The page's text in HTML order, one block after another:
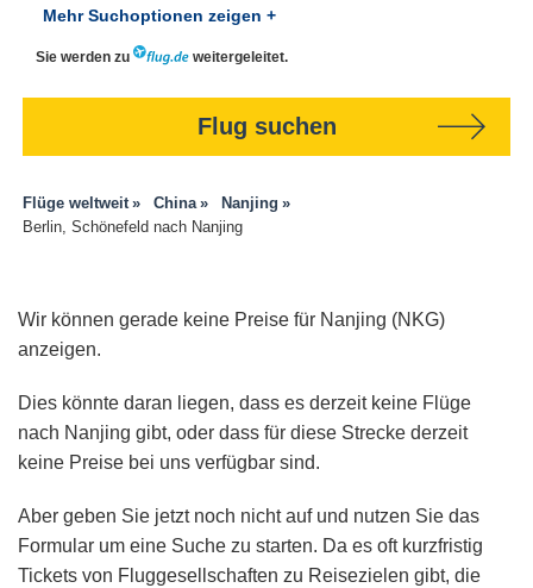
Mehr Suchoptionen zeigen +
Sie werden zu weitergeleitet.
Flug suchen
Flüge weltweit China
Nanjing
Berlin, Schönefeld nach Nanjing
Wir können gerade keine Preise für Nanjing (NKG)
anzeigen.
Dies könnte daran liegen, dass es derzeit keine Flüge
nach Nanjing gibt, oder dass für diese Strecke derzeit
keine Preise bei uns verfügbar sind.
Aber geben Sie jetzt noch nicht auf und nutzen Sie das
Formular um eine Suche zu starten. Da es oft kurzfristig
Tickets von Fluggesellschaften zu Reisezielen gibt, die